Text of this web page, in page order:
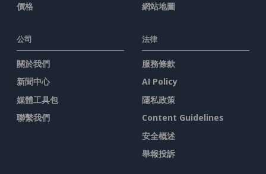
價格
網站地圖
公司
關於我們
新聞中心
媒體工具包
聯繫我們
法律
服務條款
AI Policy
隱私政策
Content Guidelines
安全概述
舉報投訴